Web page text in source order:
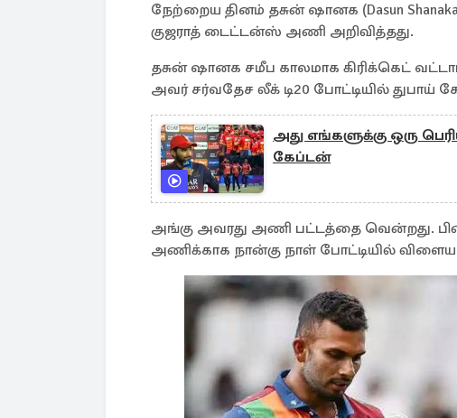
நேற்றைய தினம் தசுன் ஷானக (Dasun
குஜராத் டைட்டன்ஸ் அணி அறிவித்தது.
தசுன் ஷானக சமீப காலமாக கிரிக்கெட்
அவர் சர்வதேச லீக் டி20 போட்டியில் துபாய்
அது எங்களுக்கு ஒரு
கேப்டன்
அங்கு அவரது அணி பட்டத்தை வென்றது.
அணிக்காக நான்கு நாள் போட்டியில்